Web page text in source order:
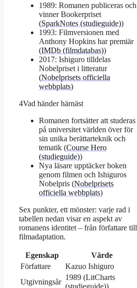
1989: Romanen publiceras och
vinner Bookerpriset
(SparkNotes (studieguide))
1993: Filmversionen med
Anthony Hopkins har premiär
(IMDb (filmdatabas))
2017: Ishiguro tilldelas
Nobelpriset i litteratur
(Nobelprisets officiella
webbplats)
4Vad händer härnäst
Romanen fortsätter att studeras
på universitet världen över för
sin unika berättarteknik och
tematik (Course Hero
(studieguide))
Nya läsare upptäcker boken
genom filmen och Ishiguros
Nobelpris (Nobelprisets
officiella webbplats)
Sex punkter, ett mönster: varje rad i
tabellen nedan visar en aspekt av
romanens identitet – från författare till
filmadaptation.
Egenskap
Värde
Författare
Kazuo Ishiguro
Utgivningsår
1989 (LitCharts
(studieguide))